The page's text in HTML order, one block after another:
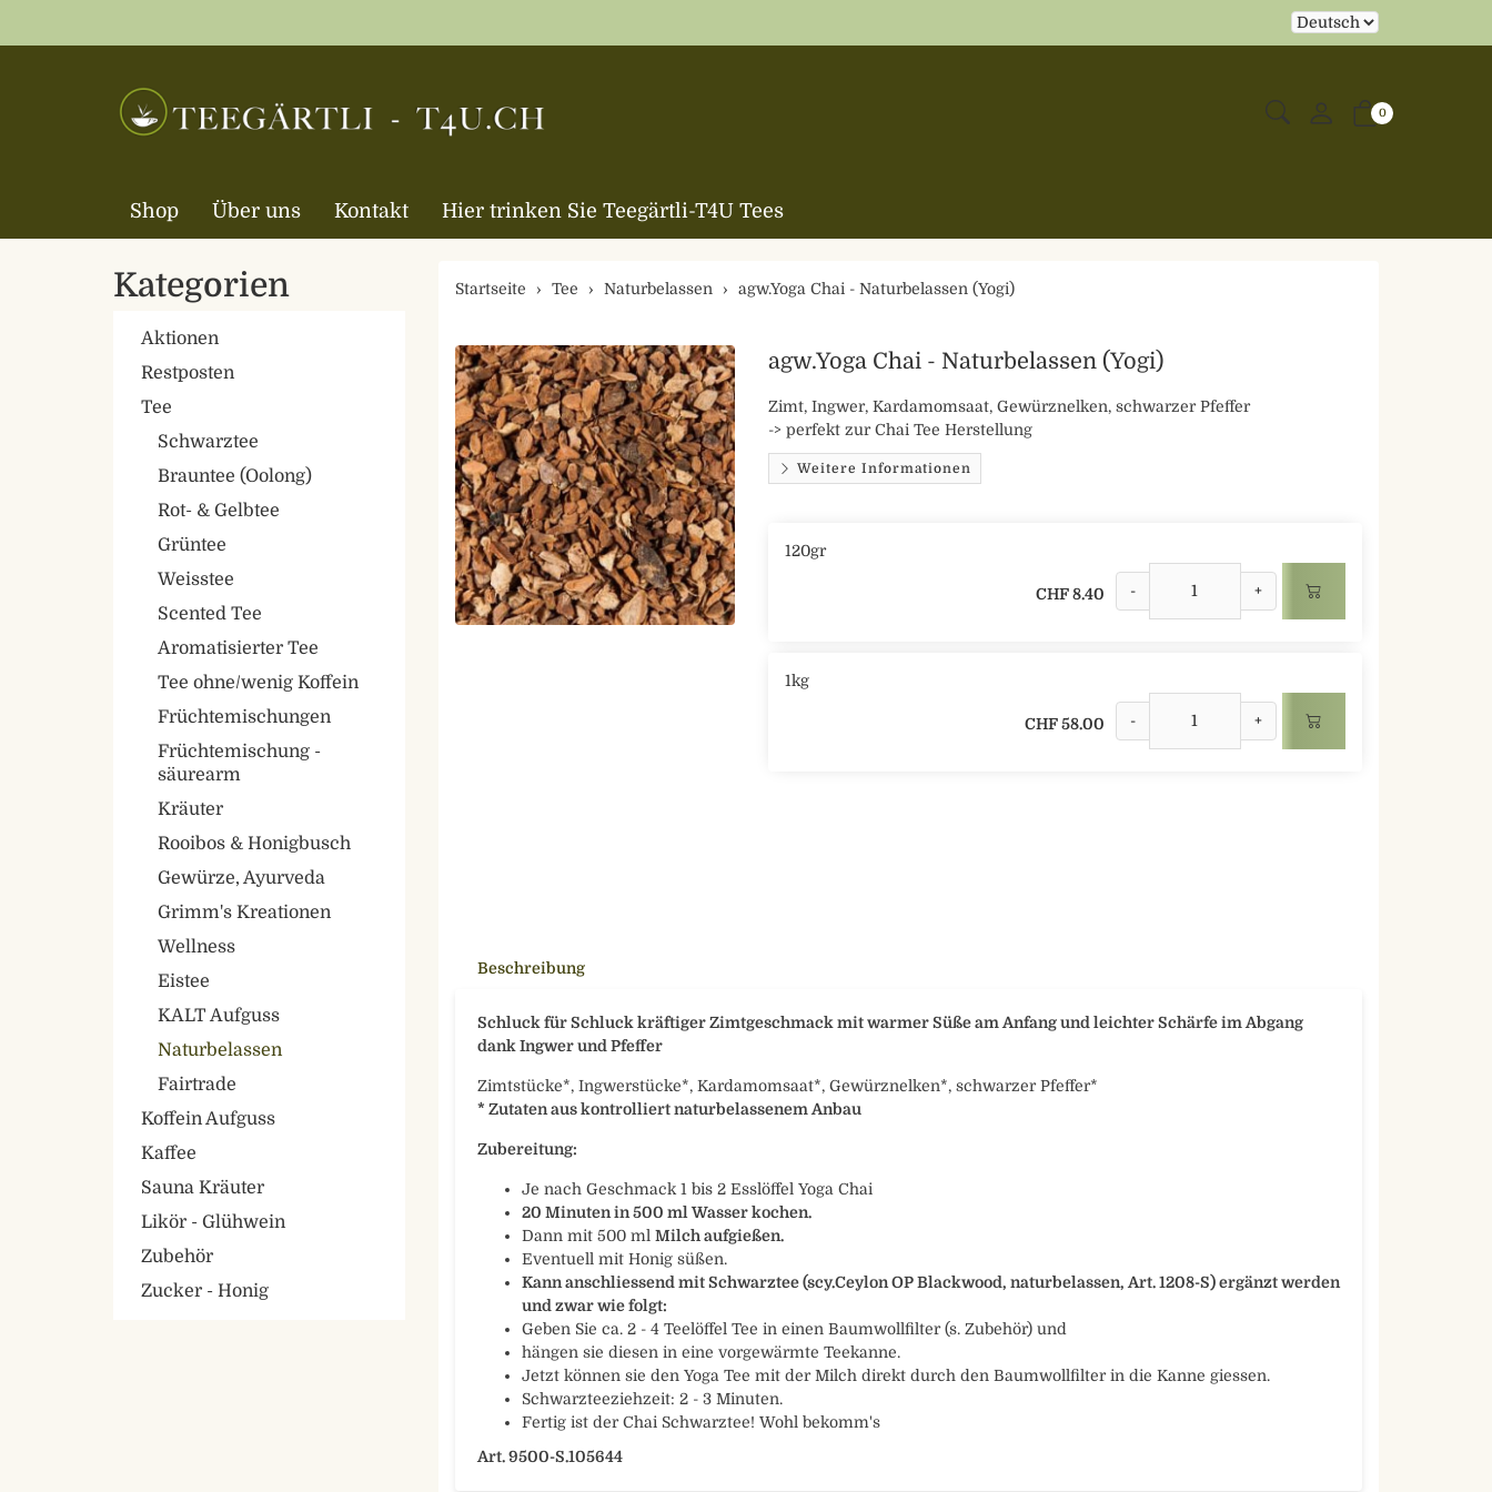
0
Shop Über uns Kontakt Hier trinken Sie Teegärtli-T4U Tees
Startseite Tee Naturbelassen agw.Yoga Chai - Naturbelassen (Yogi)
agw.Yoga Chai - Naturbelassen (Yogi)
Zimt, Ingwer, Kardamomsaat, Gewürznelken, schwarzer Pfeffer
-> perfekt zur Chai Tee Herstellung
Weitere Informationen
120gr
CHF 8.40 - +
1kg
CHF 58.00 - +
Beschreibung
Schluck für Schluck kräftiger Zimtgeschmack mit warmer Süße am Anfang und leichter Schärfe im Abgang
dank Ingwer und Pfeffer
Zimtstücke*, Ingwerstücke*, Kardamomsaat*, Gewürznelken*, schwarzer Pfeffer*
* Zutaten aus kontrolliert naturbelassenem Anbau
Zubereitung:
Je nach Geschmack 1 bis 2 Esslöffel Yoga Chai
20 Minuten in 500 ml Wasser kochen.
Dann mit 500 ml Milch aufgießen.
Eventuell mit Honig süßen.
Kann anschliessend mit Schwarztee (scy.Ceylon OP Blackwood, naturbelassen, Art. 1208-S) ergänzt werden
und zwar wie folgt:
Geben Sie ca. 2 - 4 Teelöffel Tee in einen Baumwollfilter (s. Zubehör) und
hängen sie diesen in eine vorgewärmte Teekanne.
Jetzt können sie den Yoga Tee mit der Milch direkt durch den Baumwollfilter in die Kanne giessen.
Schwarzteeziehzeit: 2 - 3 Minuten.
Fertig ist der Chai Schwarztee! Wohl bekomm's
Art. 9500-S.105644
Kategorien
Aktionen
Restposten
Tee
Schwarztee
Brauntee (Oolong)
Rot- & Gelbtee
Grüntee
Weisstee
Scented Tee
Aromatisierter Tee
Tee ohne/wenig Koffein
Früchtemischungen
Früchtemischung -
säurearm
Kräuter
Rooibos & Honigbusch
Gewürze, Ayurveda
Grimm's Kreationen
Wellness
Eistee
KALT Aufguss
Naturbelassen
Fairtrade
Koffein Aufguss
Kaffee
Sauna Kräuter
Likör - Glühwein
Zubehör
Zucker - Honig